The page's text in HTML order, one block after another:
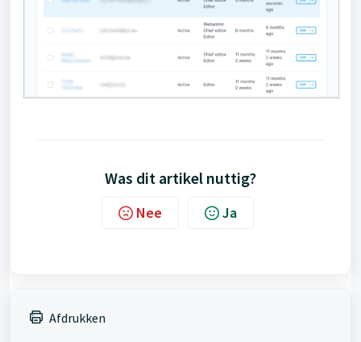
Was dit artikel nuttig?
Nee Ja
Afdrukken